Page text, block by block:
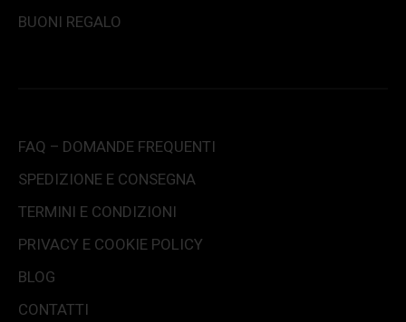
BUONI REGALO
FAQ – DOMANDE FREQUENTI
SPEDIZIONE E CONSEGNA
TERMINI E CONDIZIONI
PRIVACY E COOKIE POLICY
BLOG
CONTATTI